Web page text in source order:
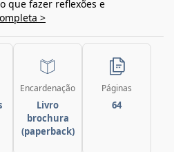
que fazer reflexões e
>
Encardenação
Livro
brochura
(paperback)
Páginas
64